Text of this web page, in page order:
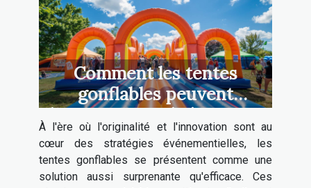
Comment les tentes
gonflables peuvent
dynamiser vos événements
À l'ère où l'originalité et l'innovation sont au
cœur des stratégies événementielles, les
tentes gonflables se présentent comme une
solution aussi surprenante qu'efficace. Ces